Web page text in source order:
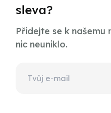
sleva?
Přidejte se k
nic neuniklo.